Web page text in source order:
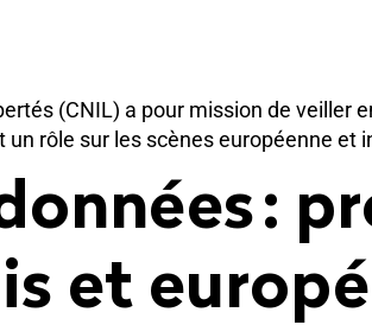
(CNIL) a pour mission de veiller
rôle sur les scènes européenne et
:
et